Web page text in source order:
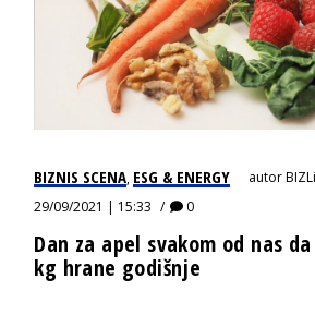
BIZNIS SCENA, ESG & ENERGY autor
29/09/2021 | 15:33
0
Dan za apel svakom od nas
kg hrane godišnje